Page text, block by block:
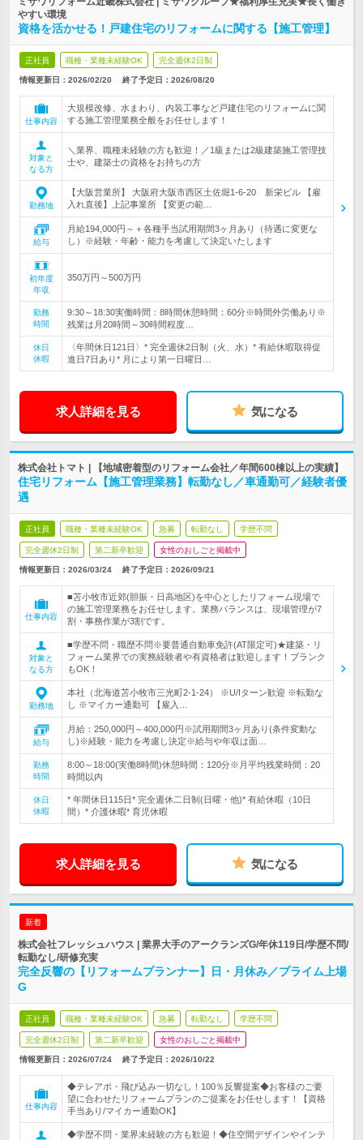
やすい環境
資格を活かせる！戸建住宅のリフォームに関する【施工管理】
正社員 職種・業種未経験OK 完全週休2日制
情報更新日：2026/02/20 終了予定日： 2026/08/20
仕事内容
大規模改修、水まわり、内装工事など戸建住宅のリフォームに関
する施工管理業務全般をお任せします！
対象と
なる方
＼業界、職種未経験の方も歓迎！／1級または2級建築施工管理技
士や、建築士の資格をお持ちの方
勤務地
【大阪営業所】 大阪府大阪市西区土佐堀1-6-20 新栄ビル 【雇
入れ直後】上記事業所 【変更の範…
給与
月給194,000円～＋各種手当試用期間3ヶ月あり（待遇に変更な
し）※経験・年齢・能力を考慮して決定いたします
初年度
年収
350万円～500万円
勤務
時間
9:30～18:30実働時間：8時間休憩時間：60分※時間外労働あり※
残業は月20時間～30時間程度…
休日
休暇
〈年間休日121日〉* 完全週休2日制（火、水）* 有給休暇取得促
進日7日あり* 月により第一日曜日…
求人詳細を見る 気になる
株式会社トマト | 【地域密着型のリフォーム会社／年間600棟以上の実績】
住宅リフォーム【施工管理業務】転勤なし／車通勤可／経験者優
遇
正社員 職種・業種未経験OK 急募 転勤なし 学歴不問
完全週休2日制 第二新卒歓迎 女性のおしごと掲載中
情報更新日：2026/03/24 終了予定日： 2026/09/21
仕事内容
■苫小牧市近郊(胆振・日高地区)を中心としたリフォーム現場で
の施工管理業務をお任せします。業務バランスは、現場管理が7
割・事務作業が3割です。
対象と
なる方
■学歴不問・職歴不問※要普通自動車免許(AT限定可)★建築・リ
フォーム業界での実務経験者や有資格者は歓迎します！ブランク
もOK！
勤務地
本社（北海道苫小牧市三光町2‐1‐24） ※U/Iターン歓迎 ※転勤な
し ※マイカー通勤可 【雇入…
給与
月給：250,000円～400,000円※試用期間3ヶ月あり(条件変動な
し)※経験・能力を考慮し決定※給与や年収は面…
勤務
時間
8:00～18:00(実働8時間)休憩時間：120分※月平均残業時間：20
時間以内
休日
休暇
* 年間休日115日* 完全週休二日制(日曜・他)* 有給休暇（10日
間）* 介護休暇* 育児休暇
求人詳細を見る 気になる
新着
株式会社フレッシュハウス | 業界大手のアークランズG/年休119日/学歴不問/
転勤なし/研修充実
完全反響の【リフォームプランナー】日・月休み／プライム上場
G
正社員 職種・業種未経験OK 急募 転勤なし 学歴不問
完全週休2日制 第二新卒歓迎 女性のおしごと掲載中
情報更新日：2026/07/24 終了予定日： 2026/10/22
仕事内容
◆テレアポ・飛び込み一切なし！100％反響提案◆お客様のご要
望に合わせたリフォームプランのご提案をお任せします！【資格
手当あり/マイカー通勤OK】
◆学歴不問・業界未経験の方も歓迎！◆住空間デザインやインテ